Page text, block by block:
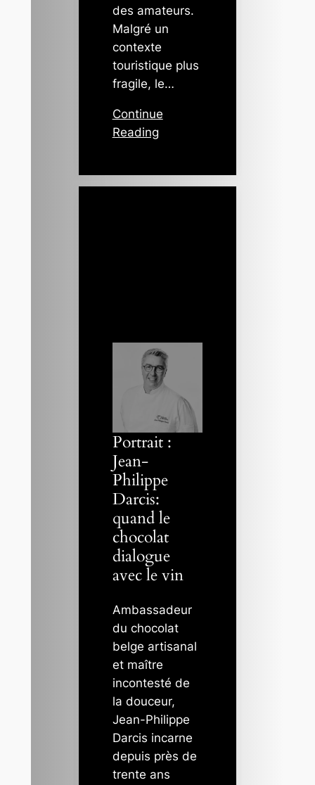
des amateurs.
Malgré un
contexte
touristique plus
fragile, le…
Continue
Reading
Portrait :
Jean-
Philippe
Darcis:
quand le
chocolat
dialogue
avec le vin
Ambassadeur
du chocolat
belge artisanal
et maître
incontesté de
la douceur,
Jean-Philippe
Darcis incarne
depuis près de
trente ans